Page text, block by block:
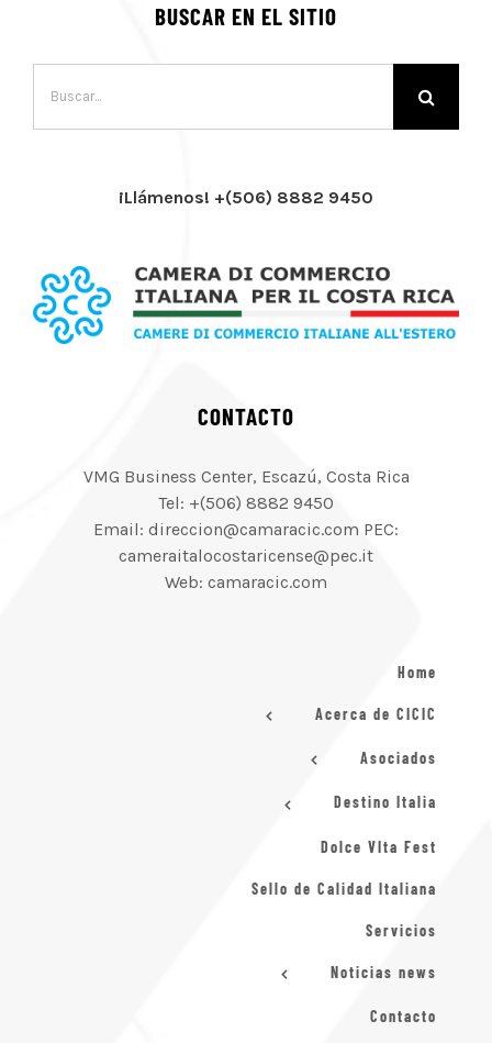
BUSCAR EN EL SITIO
¡Llámenos! +(506) 8882 9450
CONTACTO
VMG Business Center, Escazú, Costa Rica
Tel: +(506) 8882 9450
Email: direccion@camaracic.com PEC:
cameraitalocostaricense@pec.it
Web: camaracic.com
Home
Acerca de CICIC
Asociados
Destino Italia
Dolce VIta Fest
Sello de Calidad Italiana
Servicios
Noticias news
Contacto